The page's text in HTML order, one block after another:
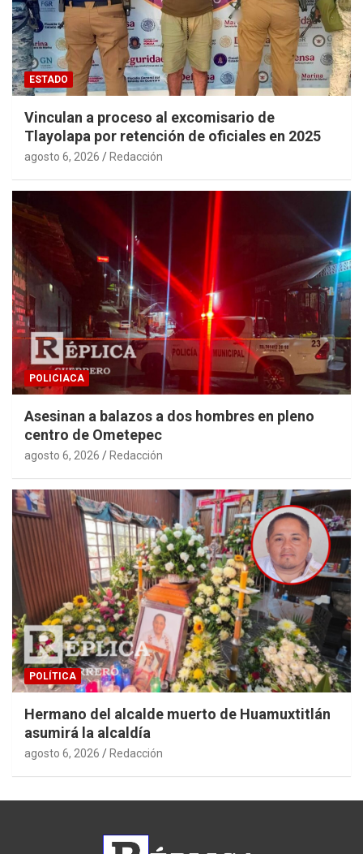
ESTADO
Vinculan a proceso al excomisario de
Tlayolapa por retención de oficiales en 2025
agosto 6, 2026 Redacción
POLICIACA
Asesinan a balazos a dos hombres en pleno
centro de Ometepec
agosto 6, 2026 Redacción
POLÍTICA
Hermano del alcalde muerto de Huamuxtitlán
asumirá la alcaldía
agosto 6, 2026 Redacción